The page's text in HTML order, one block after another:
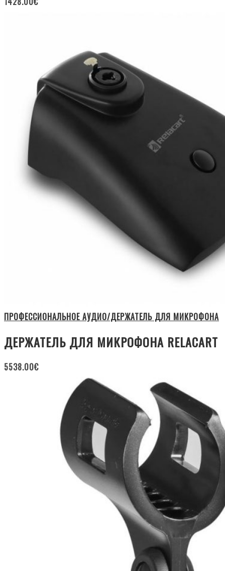
ПРОФЕССИОНАЛЬНОЕ АУДИО/ДЕРЖАТЕЛЬ ДЛЯ МИКРОФОНА
ДЕРЖАТЕЛЬ ДЛЯ МИКРОФОНА RELACART
5538.00€